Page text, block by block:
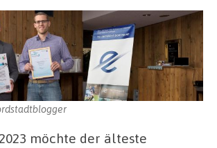
möchte der älteste